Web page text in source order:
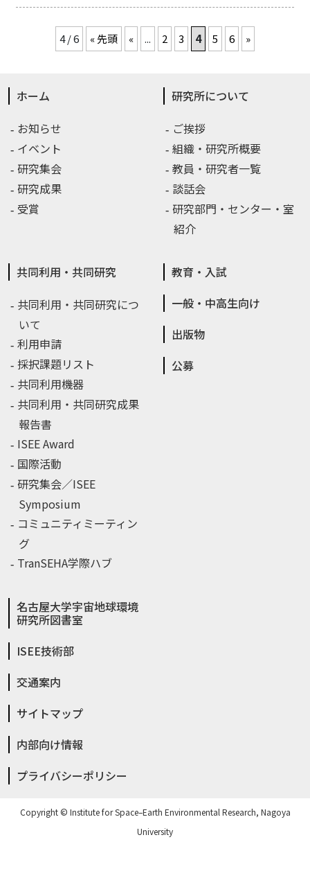
4 / 6 « 先頭 « ... 2 3 4 5 6 »
ホーム
お知らせ
イベント
研究集会
研究成果
受賞
研究所について
ご挨拶
組織・研究所概要
教員・研究者一覧
談話会
研究部門・センター・室
紹介
共同利用・共同研究
共同利用・共同研究につ
いて
利用申請
採択課題リスト
共同利用機器
共同利用・共同研究成果
報告書
ISEE Award
国際活動
研究集会／ISEE
Symposium
コミュニティミーティン
グ
TranSEHA学際ハブ
教育・入試
一般・中高生向け
出版物
公募
名古屋大学宇宙地球環境
研究所図書室
ISEE技術部
交通案内
サイトマップ
内部向け情報
プライバシーポリシー
Copyright © Institute for Space–Earth Environmental Research, Nagoya
University